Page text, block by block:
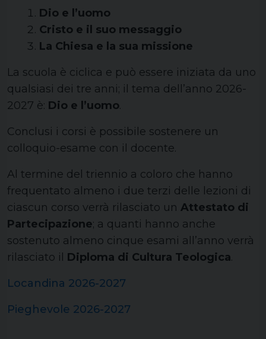
Dio e l’uomo
Cristo e il suo messaggio
La Chiesa e la sua missione
La scuola è ciclica e può essere iniziata da uno
qualsiasi dei tre anni; il tema dell’anno 2026-
2027 è: Dio e l’uomo.
Conclusi i corsi è possibile sostenere un
colloquio-esame con il docente.
Al termine del triennio a coloro che hanno
frequentato almeno i due terzi delle lezioni di
ciascun corso verrà rilasciato un Attestato di
Partecipazione; a quanti hanno anche
sostenuto almeno cinque esami all’anno verrà
rilasciato il Diploma di Cultura Teologica.
Locandina 2026-2027
Pieghevole 2026-2027